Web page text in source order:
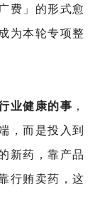
费」的形式愈
为本轮专项整
业健康的事 ，
，而是投入到
新药，靠产品
行贿卖药，这